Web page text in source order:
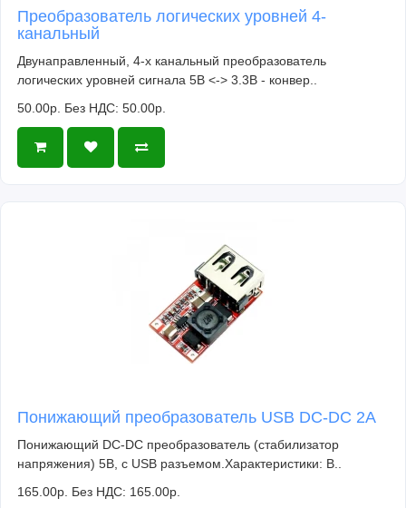
Преобразователь логических уровней 4-
канальный
Двунаправленный, 4-х канальный преобразователь
логических уровней сигнала 5В <-> 3.3В - конвер..
50.00р. Без НДС: 50.00р.
Понижающий преобразователь USB DC-DC 2A
Понижающий DC-DC преобразователь (стабилизатор
напряжения) 5В, с USB разъемом.Характеристики: В..
165.00р. Без НДС: 165.00р.